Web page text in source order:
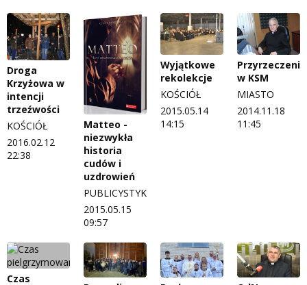
Droga
Krzyżowa w
intencji
trzeźwości
KOŚCIÓŁ
2016.02.12
22:38
Matteo -
niezwykła
historia
cudów i
uzdrowień
PUBLICYSTYKA
2015.05.15
09:57
Wyjątkowe
rekolekcje
KOŚCIÓŁ
2015.05.14
14:15
Przyrzeczenia
w KSM
MIASTO
2014.11.18
11:45
Czas